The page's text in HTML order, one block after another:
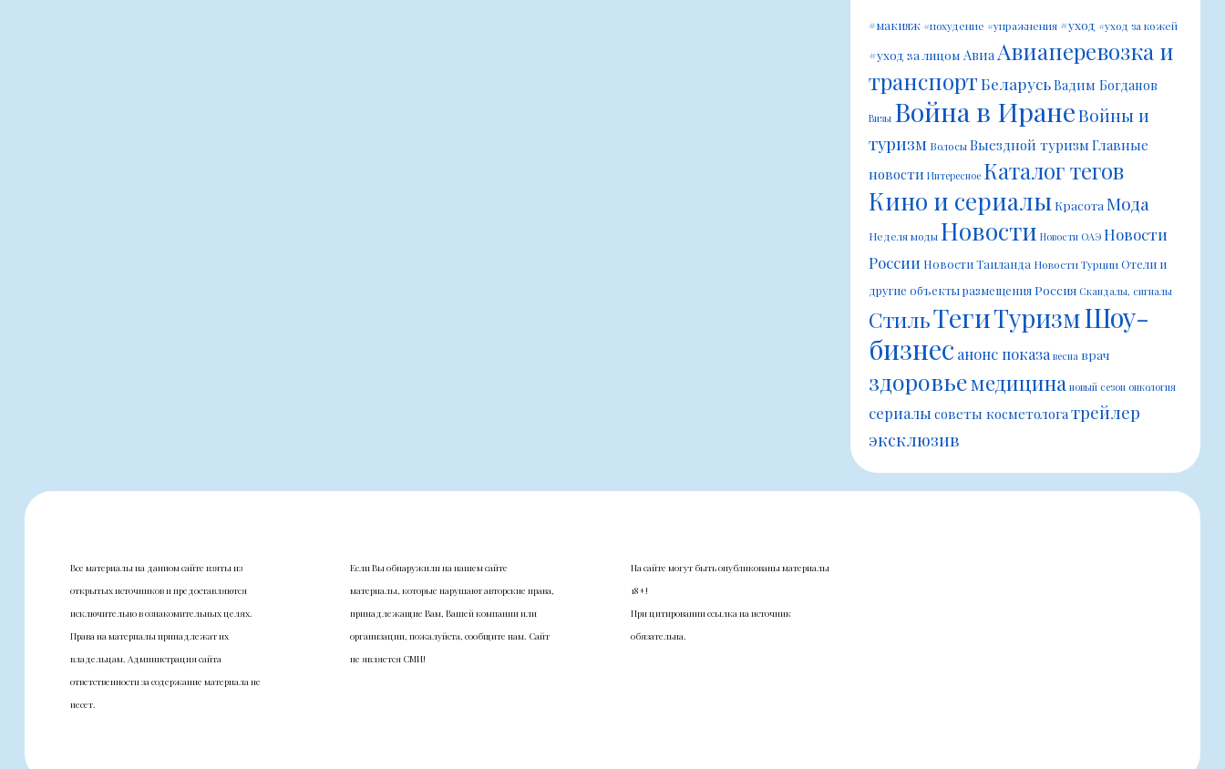
#макияж #похудение #упражнения #уход #уход за кожей
#уход за лицом Авиа Авиаперевозка и
транспортБеларусьВадим Богданов
Визы Война в ИранеВойны и
туризм ВолосыВыездной туризмГлавные
новости Интересное Каталог тегов
Кино и сериалыКрасота Мода
Неделя моды Новости Новости ОАЭ Новости
России Новости Таиланда Новости ТурцииОтели и
другие объекты размещенияРоссия Скандалы, сигналы
СтильТегиТуризмШоу-
бизнес анонс показа весна врач
здоровьемедицина новый сезон онкология
сериалы советы косметологатрейлер
эксклюзив
Все материалы на данном сайте взяты из
открытых источников и предоставляются
исключительно в ознакомительных целях.
Права на материалы принадлежат их
владельцам. Администрация сайта
ответственности за содержание материала не
несет.
Если Вы обнаружили на нашем сайте
материалы, которые нарушают авторские права,
принадлежащие Вам, Вашей компании или
организации, пожалуйста, сообщите нам. Сайт
не является СМИ!
На сайте могут быть опубликованы материалы
18+!
При цитировании ссылка на источник
обязательна.